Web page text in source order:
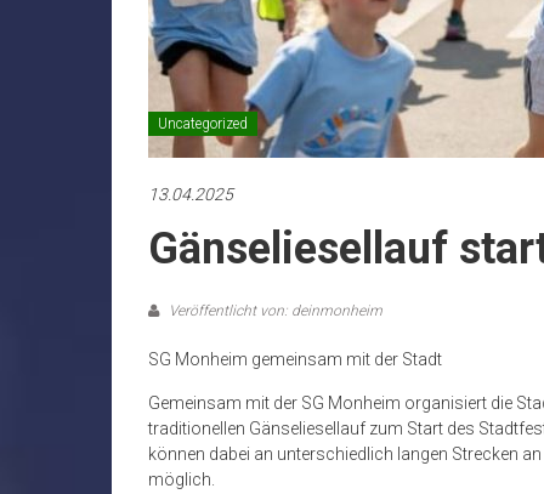
Uncategorized
13.04.2025
Gänseliesellauf
Veröffentlicht von: deinmonheim
SG Monheim gemeinsam mit der Stadt
Gemeinsam mit der SG Monheim organisiert die
traditionellen Gänseliesellauf zum Start des
können dabei an unterschiedlich langen Strecken
möglich.